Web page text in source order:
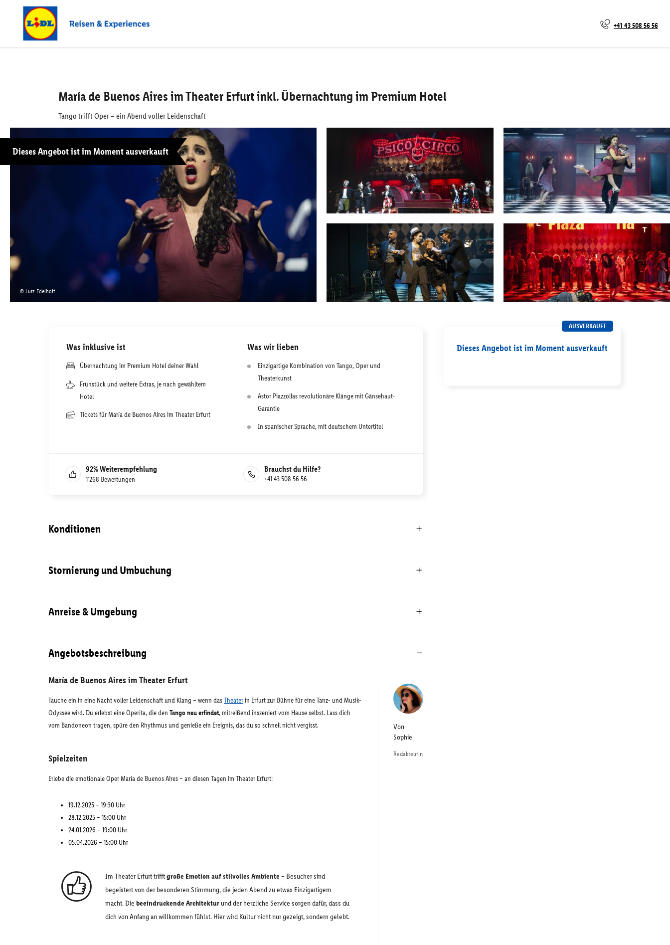
+41 43 508 56 56
María de Buenos Aires im Theater Erfurt inkl. Übernachtung im Premium Hotel
Tango trifft Oper – ein Abend voller Leidenschaft
Dieses Angebot ist im Moment ausverkauft
© Lutz Edelhoff
AUSVERKAUFT
Dieses Angebot ist im Moment ausverkauft
Was inklusive ist
Übernachtung im Premium Hotel deiner Wahl
Frühstück und weitere Extras, je nach gewähltem
Hotel
Tickets für María de Buenos Aires im Theater Erfurt
Was wir lieben
Einzigartige Kombination von Tango, Oper und
Theaterkunst
Astor Piazzollas revolutionäre Klänge mit Gänsehaut-
Garantie
In spanischer Sprache, mit deutschem Untertitel
92%Weiterempfehlung
1’268 Bewertungen
Brauchst du Hilfe?
+41 43 508 56 56
Konditionen
Stornierung und Umbuchung
Anreise & Umgebung
Angebotsbeschreibung
María de Buenos Aires im Theater Erfurt
Tauche ein in eine Nacht voller Leidenschaft und Klang – wenn dasTheaterin Erfurt zur Bühne für eine Tanz- und Musik-
Odyssee wird. Du erlebst eine Operita, die den Tango neu erfindet, mitreißend inszeniert vom Hause selbst. Lass dich
vom Bandoneon tragen, spüre den Rhythmus und genieße ein Ereignis, das du so schnell nicht vergisst.
Spielzeiten
Erlebe die emotionale Oper María de Buenos Aires – an diesen Tagen im Theater Erfurt:
19.12.2025 – 19:30 Uhr
28.12.2025 – 15:00 Uhr
24.01.2026 – 19:00 Uhr
05.04.2026 – 15:00 Uhr
Im Theater Erfurt trifftgroße Emotion auf stilvolles Ambiente – Besucher sind
begeistert von der besonderen Stimmung, die jeden Abend zu etwas Einzigartigem
macht. Die beeindruckende Architektur und der herzliche Service sorgen dafür, dass du
dich von Anfang an willkommen fühlst. Hier wird Kultur nicht nur gezeigt, sondern gelebt.
Von
Sophie
Redakteurin